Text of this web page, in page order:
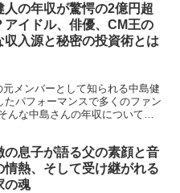
人の年収が驚愕の2億円超
アイドル、俳優、CM王の
収入源と秘密の投資術とは
メンバーとして知られる中島健
たパフォーマンスで多くのファン
な中島さんの年収について、
の息子が語る父の素顔と音
情熱、そして受け継がれる
の魂